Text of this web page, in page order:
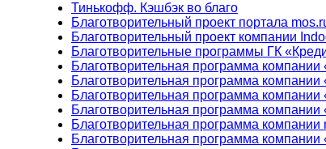
Тинькофф. Кэшбэк во благо
Благотворительный проект портала
Благотворительный проект компании
Благотворительные программы ГК
Благотворительная программа компании
Благотворительная программа компании
Благотворительная программа компании
Благотворительная программа компании
Благотворительная программа компании
Благотворительная программа